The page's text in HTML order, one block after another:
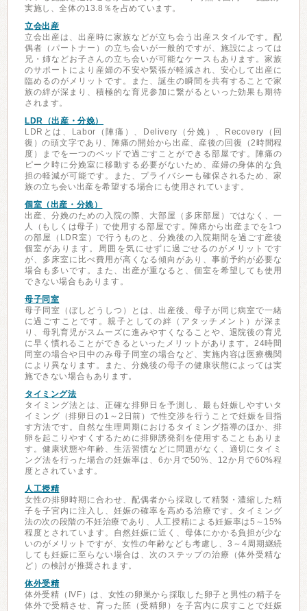
実施し、全体の13.8％を占めています。
立会出産
立会出産は、出産時に家族などが立ち会う出産スタイルです。配
偶者（パートナー）の立ち会いが一般的ですが、施設によっては
兄・姉などお子さんの立ち会いが可能なケースもあります。家族
のサポートにより産婦の不安や緊張が軽減され、安心して出産に
臨めるのがメリットです。また、誕生の瞬間を共有することで家
族の絆が深まり、積極的な育児参加に繋がるといった効果も期待
されます。
LDR（出産・分娩）
LDRとは、Labor（陣痛）、Delivery（分娩）、Recovery（回
復）の頭文字であり、陣痛の開始から出産、産後の回復（2時間程
度）までを一つのベッドで過ごすことができる部屋です。陣痛の
ピーク時に分娩室に移動する必要がないため、産婦の身体的な負
担の軽減が可能です。また、プライバシーも確保されるため、家
族の立ち会い出産を希望する場合にも使用されています。
個室（出産・分娩）
出産、分娩のための入院の際、大部屋（多床部屋）ではなく、一
人（もしくは母子）で使用する部屋です。陣痛から出産までを1つ
の部屋（LDR室）で行うものと、分娩後の入院期間を過ごす産後
個室があります。周囲を気にせずに過ごせるのがメリットです
が、多床室に比べ費用が高くなる傾向があり、事前予約が必要な
場合も多いです。また、出産が重なると、個室を希望しても使用
できない場合もあります。
母子同室
母子同室（ぼしどうしつ）とは、出産後、母子が同じ病室で一緒
に過ごすことです。親子としての絆（アタッチメント）が深ま
り、母乳育児がスムーズに進みやすくなることや、退院後の育児
に早く慣れることができるといったメリットがあります。24時間
同室の場合や日中のみ母子同室の場合など、実施内容は医療機関
により異なります。また、分娩後の母子の健康状態によっては実
施できない場合もあります。
タイミング法
タイミング法とは、正確な排卵日を予測し、最も妊娠しやすいタ
イミング（排卵日の1～2日前）で性交渉を行うことで妊娠を目指
す方法です。自然な生理周期におけるタイミング指導のほか、排
卵を起こりやすくするために排卵誘発剤を使用することもありま
す。健康状態や年齢、生活習慣などに問題がなく、適切にタイミ
ング法を行った場合の妊娠率は、6か月で50%、12か月で60%程
度とされています。
人工授精
女性の排卵時期に合わせ、配偶者から採取して精製・濃縮した精
子を子宮内に注入し、妊娠の確率を高める治療です。タイミング
法の次の段階の不妊治療であり、人工授精による妊娠率は5～15%
程度とされています。自然妊娠に近く、母体にかかる負担が少な
いのがメリットですが、女性の年齢なども考慮し、3～4周期継続
しても妊娠に至らない場合は、次のステップの治療（体外受精な
ど）の検討が推奨されます。
体外受精
体外受精（IVF）は、女性の卵巣から採取した卵子と男性の精子を
体外で受精させ、育った胚（受精卵）を子宮内に戻すことで妊娠